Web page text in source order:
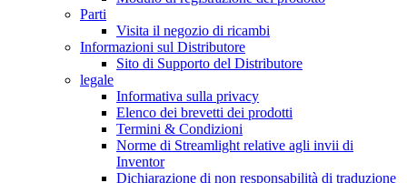
Parti
Visita il negozio di ricambi
Informazioni sul Distributore
Sito di Supporto del Distributore
legale
Informativa sulla privacy
Elenco dei brevetti dei prodotti
Termini & Condizioni
Norme di Streamlight relative agli invii di
Inventor
Dichiarazione di non responsabilità di traduzione